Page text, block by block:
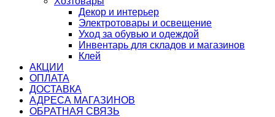
Декор и интерьер
Электротовары и освещение
Уход за обувью и одеждой
Инвентарь для складов и магазинов
Клей
АКЦИИ
ОПЛАТА
ДОСТАВКА
АДРЕСА МАГАЗИНОВ
ОБРАТНАЯ СВЯЗЬ